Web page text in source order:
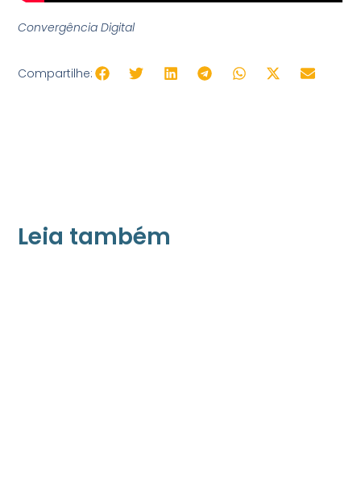
Convergência Digital
Compartilhe:
Leia também